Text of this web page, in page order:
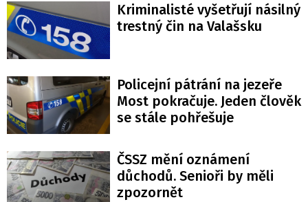
Kriminalisté vyšetřují násilný
trestný čin na Valašsku
Policejní pátrání na jezeře
Most pokračuje. Jeden člověk
se stále pohřešuje
ČSSZ mění oznámení
důchodů. Senioři by měli
zpozornět